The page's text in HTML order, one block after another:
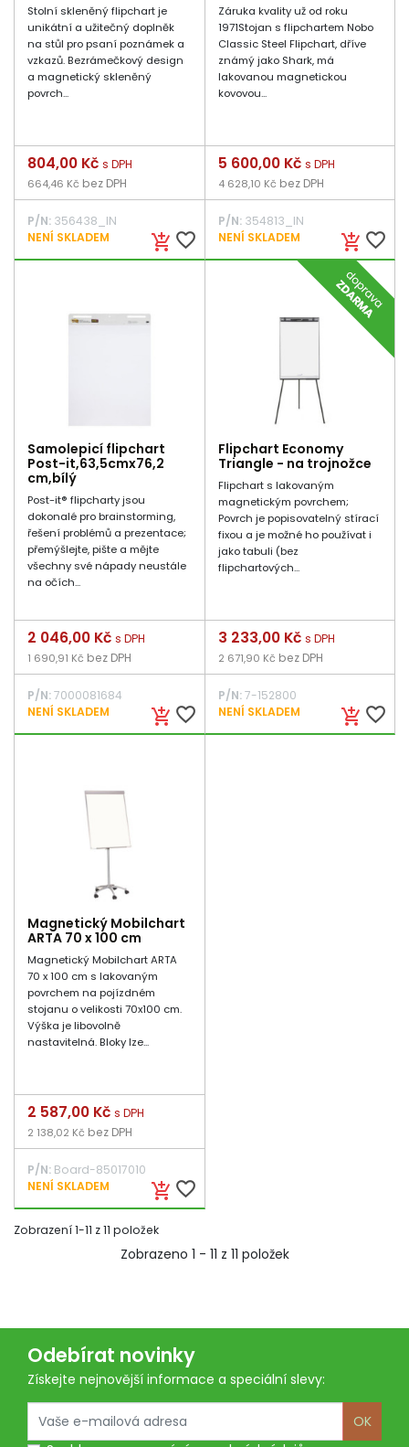
Stolní skleněný flipchart je
unikátní a užitečný doplněk
na stůl pro psaní poznámek a
vzkazů. Bezrámečkový design
a magnetický skleněný
povrch...
add_shopping_cart favorite_border
Cena
804,00 Kč s DPH
664,46 Kč bez DPH
P/N: 356438_IN
NENÍ SKLADEM
Záruka kvality už od roku
1971Stojan s flipchartem Nobo
Classic Steel Flipchart, dříve
známý jako Shark, má
lakovanou magnetickou
kovovou...
add_shopping_cart favorite_border
Cena
5 600,00 Kč s DPH
4 628,10 Kč bez DPH
P/N:354813_IN
NENÍ SKLADEM
Samolepicí flipchart
Post-it,63,5cmx76,2
cm,bílý
Post-it® flipcharty jsou
dokonalé pro brainstorming,
řešení problémů a prezentace;
přemýšlejte, pište a mějte
všechny své nápady neustále
na očích...
add_shopping_cart favorite_border
Cena
2 046,00 Kč s DPH
1 690,91 Kč bez DPH
P/N:7000081684
NENÍ SKLADEM
Flipchart Economy
Triangle - na trojnožce
Flipchart s lakovaným
magnetickým povrchem;
Povrch je popisovatelný stírací
fixou a je možné ho používat i
jako tabuli (bez
flipchartových...
add_shopping_cart favorite_border
Cena
3 233,00 Kč s DPH
2 671,90 Kč bez DPH
P/N:7-152800
NENÍ SKLADEM
Magnetický Mobilchart
ARTA 70 x 100 cm
Magnetický Mobilchart ARTA
70 x 100 cm s lakovaným
povrchem na pojízdném
stojanu o velikosti 70x100 cm.
Výška je libovolně
nastavitelná. Bloky lze...
add_shopping_cart favorite_border
Cena
2 587,00 Kč s DPH
2 138,02 Kč bez DPH
P/N: Board-85017010
NENÍ SKLADEM
Zobrazení 1-11 z 11 položek
Zobrazeno 1 - 11 z 11 položek
Odebírat novinky
Získejte nejnovější informace a speciální slevy:
OK